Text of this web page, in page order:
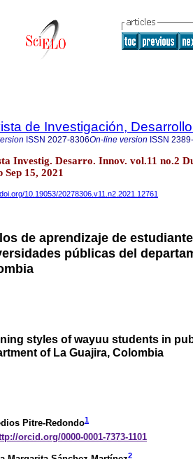
de Investigación,
ISSN 2027-8306On-line version ISSN
Investig. Desarro. Innov. vol.11 no.2
Sep 15, 2021
10.19053/20278306.v11.n2.2021.12761
de aprendizaje de
públicas del
styles of wayuu students in
of La Guajira, Colombia
Pitre-Redondo1
orcid.org/0000-0001-7373-1101
2